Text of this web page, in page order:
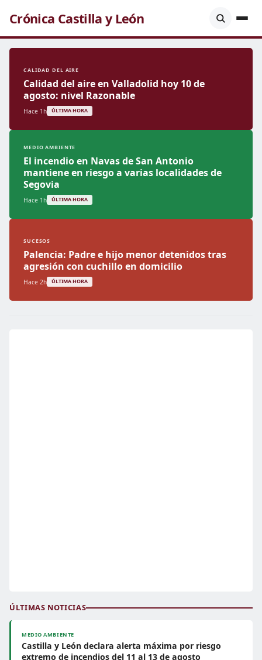
Crónica Castilla y León
CALIDAD DEL AIRE
Calidad del aire en Valladolid hoy 10 de
agosto: nivel Razonable
Hace 1h ÚLTIMA HORA
MEDIO AMBIENTE
El incendio en Navas de San Antonio
mantiene en riesgo a varias localidades de
Segovia
Hace 1h ÚLTIMA HORA
SUCESOS
Palencia: Padre e hijo menor detenidos tras
agresión con cuchillo en domicilio
Hace 2h ÚLTIMA HORA
ÚLTIMAS NOTICIAS
MEDIO AMBIENTE
Castilla y León declara alerta máxima por riesgo
extremo de incendios del 11 al 13 de agosto